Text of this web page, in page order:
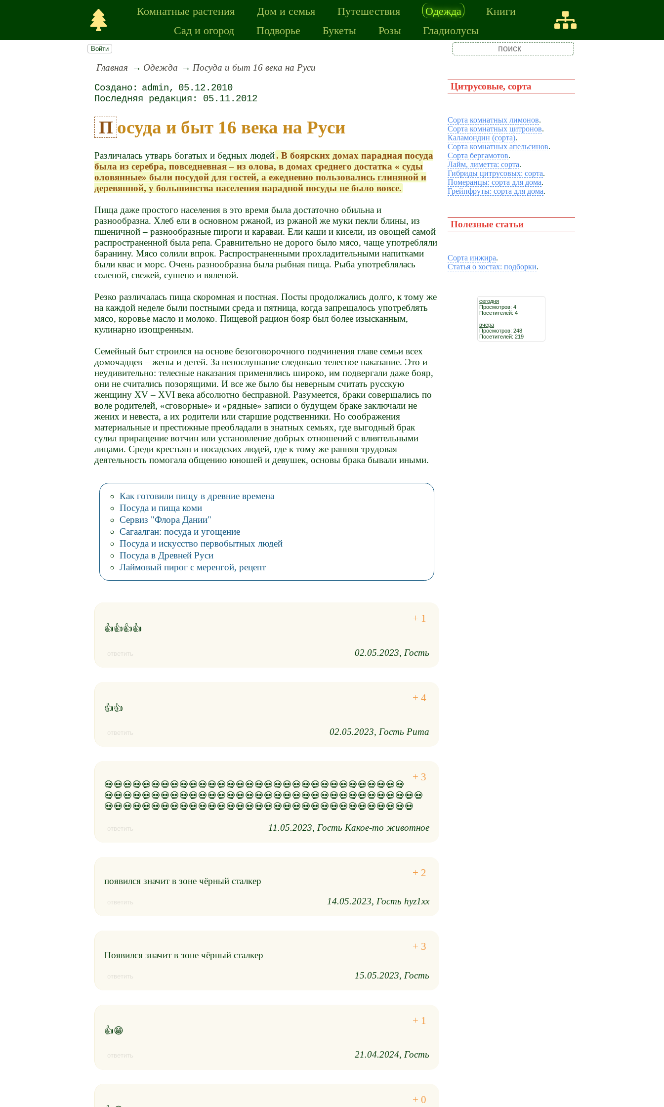
Комнатные растения Дом и семья Путешествия Одежда
Книги
Сад и огород
Подворье Букеты Розы Гладиолусы
Войти
Цитрусовые, сорта
Сорта комнатных лимонов.
Сорта комнатных цитронов.
Каламондин (сорта).
Сорта комнатных апельсинов.
Сорта бергамотов.
Лайм, лиметта: сорта.
Гибриды цитрусовых: сорта.
Померанцы: сорта для дома.
Грейпфруты: сорта для дома.
Полезные статьи
Сорта инжира.
Статья о хостах: подборки.
сегодня
Просмотров: 4
Посетителей: 4
вчера
Просмотров: 248
Посетителей: 219
Главная Одежда Посуда и быт 16 века на Руси
admin
05.12.2010
05.11.2012
Посуда и быт 16 века на Руси
Различалась утварь богатых и бедных людей. В боярских домах парадная посуда
была из серебра, повседневная – из олова, в домах среднего достатка « суды
оловянные» были посудой для гостей, а ежедневно пользовались глиняной и
деревянной, у большинства населения парадной посуды не было вовсе.
Пища даже простого населения в это время была достаточно обильна и
разнообразна. Хлеб ели в основном ржаной, из ржаной же муки пекли блины, из
пшеничной – разнообразные пироги и караваи. Ели каши и кисели, из овощей самой
распространенной была репа. Сравнительно не дорого было мясо, чаще употребляли
баранину. Мясо солили впрок. Распространенными прохладительными напитками
были квас и морс. Очень разнообразна была рыбная пища. Рыба употреблялась
соленой, свежей, сушено и вяленой.
Резко различалась пища скоромная и постная. Посты продолжались долго, к тому же
на каждой неделе были постными среда и пятница, когда запрещалось употреблять
мясо, коровье масло и молоко. Пищевой рацион бояр был более изысканным,
кулинарно изощренным.
Семейный быт строился на основе безоговорочного подчинения главе семьи всех
домочадцев – жены и детей. За непослушание следовало телесное наказание. Это и
неудивительно: телесные наказания применялись широко, им подвергали даже бояр,
они не считались позорящими. И все же было бы неверным считать русскую
женщину XV – XVI века абсолютно бесправной. Разумеется, браки совершались по
воле родителей, «сговорные» и «рядные» записи о будущем браке заключали не
жених и невеста, а их родители или старшие родственники. Но соображения
материальные и престижные преобладали в знатных семьях, где выгодный брак
сулил приращение вотчин или установление добрых отношений с влиятельными
лицами. Среди крестьян и посадских людей, где к тому же ранняя трудовая
деятельность помогала общению юношей и девушек, основы брака бывали иными.
Как готовили пищу в древние времена
Посуда и пища коми
Сервиз "Флора Дании"
Сагаалган: посуда и угощение
Посуда и искусство первобытных людей
Посуда в Древней Руси
Лаймовый пирог с меренгой, рецепт
👍👍👍👍
ответить 02.05.2023 Гость
👍👍
ответить 02.05.2023 Гость Рита
💀💀💀💀💀💀💀💀💀💀💀💀💀💀💀💀💀💀💀💀💀💀💀💀💀💀💀💀💀💀💀💀
💀💀💀💀💀💀💀💀💀💀💀💀💀💀💀💀💀💀💀💀💀💀💀💀💀💀💀💀💀💀💀💀💀💀
💀💀💀💀💀💀💀💀💀💀💀💀💀💀💀💀💀💀💀💀💀💀💀💀💀💀💀💀💀💀💀💀💀
ответить 11.05.2023 Гость Какое-то животное
появился значит в зоне чёрный сталкер
ответить 14.05.2023 Гость hyz1xx
Появился значит в зоне чëрный сталкер
ответить 15.05.2023 Гость
👍😁
ответить 21.04.2024 Гость